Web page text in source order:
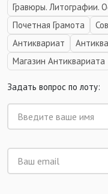
Гравюры. Литографии.
Почетная Грамота
Антиквариат
Магазин Антиквариата
Задать вопрос по лоту: